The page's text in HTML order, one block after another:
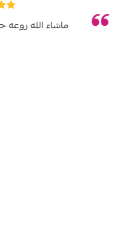
ماشاء الله روعه